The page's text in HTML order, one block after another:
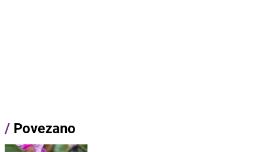
/ Povezano